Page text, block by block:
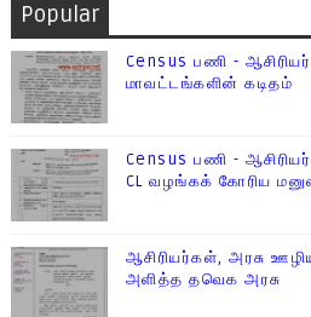
Popular
Census பணி -
மாவட்டங்களின் கடிதம்
Census பணி -
CL வழங்கக் கோரிய
ஆசிரியர்கள், அரசு
அளித்த தவெக அரசு